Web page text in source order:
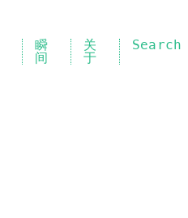
瞬
间
关
于
Search